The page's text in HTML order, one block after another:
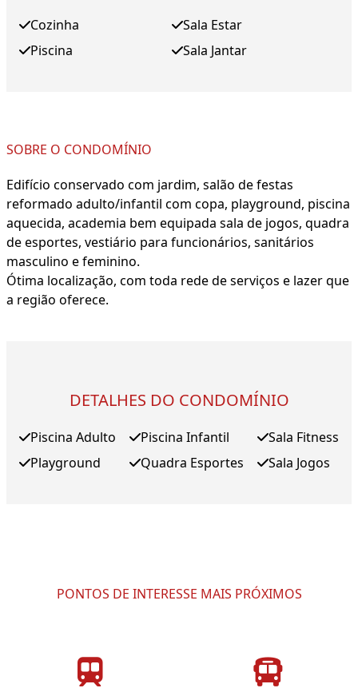
Cozinha
Piscina
Sala Estar
Sala Jantar
SOBRE O CONDOMÍNIO
Edifício conservado com jardim, salão de festas
reformado adulto/infantil com copa, playground, piscina
aquecida, academia bem equipada sala de jogos, quadra
de esportes, vestiário para funcionários, sanitários
masculino e feminino.
Ótima localização, com toda rede de serviços e lazer que
a região oferece.
DETALHES DO CONDOMÍNIO
Piscina Adulto
Playground
Piscina Infantil
Quadra Esportes
Sala Fitness
Sala Jogos
PONTOS DE INTERESSE MAIS PRÓXIMOS